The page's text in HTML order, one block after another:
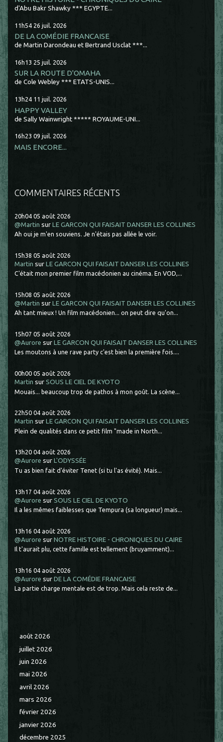
d'Abu Bakr Shawky *** EGYPTE...
11h54 26 juil. 2026
DE LA COMÉDIE FRANCAISE
de Martin Darondeau et Bertrand Usclat ***...
16h13 25 juil. 2026
SUR LA ROUTE D'OMAHA
de Cole Webley *** ETATS-UNIS...
13h24 11 juil. 2026
HAPPY VALLEY
de Sally Wainwright ***** ROYAUME-UNI...
16h23 09 juil. 2026
MAIS ENCORE...
COMMENTAIRES RÉCENTS
20h04 05 août 2026
@Martin surLE GARCON QUI FAISAIT DANSER LES COLLINES
Ah oui je m'en souviens. Je n'étais pas allée le voir.
15h38 05 août 2026
Martin surLE GARCON QUI FAISAIT DANSER LES COLLINES
C'était mon premier film macédonien au cinéma. En VOD,...
15h08 05 août 2026
@Martin surLE GARCON QUI FAISAIT DANSER LES COLLINES
Ah tant mieux ! Un film macédonien... on peut dire qu'on...
15h07 05 août 2026
@Aurore surLE GARCON QUI FAISAIT DANSER LES COLLINES
Les moutons à une rave party c'est bien la première fois....
00h00 05 août 2026
Martin surSOUS LE CIEL DE KYOTO
Mouais... beaucoup trop de pathos à mon goût. La scène...
22h50 04 août 2026
Martin surLE GARCON QUI FAISAIT DANSER LES COLLINES
Plein de qualités dans ce petit film "made in North...
13h20 04 août 2026
@Aurore surL'ODYSSÉE
Tu as bien fait d'éviter Tenet (si tu l'as évité). Mais...
13h17 04 août 2026
@Aurore surSOUS LE CIEL DE KYOTO
Il a les mêmes faiblesses que Tempura (sa longueur) mais...
13h16 04 août 2026
@Aurore surNOTRE HISTOIRE - CHRONIQUES DU CAIRE
Il t'aurait plu, cette famille est tellement (bruyamment)...
13h16 04 août 2026
@Aurore surDE LA COMÉDIE FRANCAISE
La partie charge mentale est de trop. Mais cela reste de...
août 2026
juillet 2026
juin 2026
mai 2026
avril 2026
mars 2026
février 2026
janvier 2026
décembre 2025